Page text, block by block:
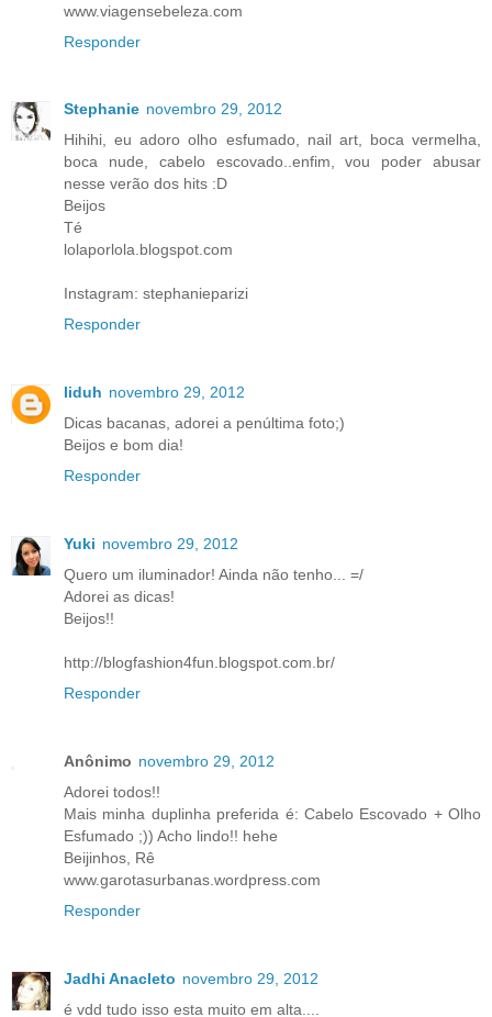
www.viagensebeleza.com
Responder
Stephanie novembro 29, 2012
Hihihi, eu adoro olho esfumado, nail art, boca vermelha,
boca nude, cabelo escovado..enfim, vou poder abusar
nesse verão dos hits :D
Beijos
Té
lolaporlola.blogspot.com
Instagram: stephanieparizi
Responder
liduh novembro 29, 2012
Dicas bacanas, adorei a penúltima foto;)
Beijos e bom dia!
Responder
Yuki novembro 29, 2012
Quero um iluminador! Ainda não tenho... =/
Adorei as dicas!
Beijos!!
http://blogfashion4fun.blogspot.com.br/
Responder
Anônimo novembro 29, 2012
Adorei todos!!
Mais minha duplinha preferida é: Cabelo Escovado + Olho
Esfumado ;)) Acho lindo!! hehe
Beijinhos, Rê
www.garotasurbanas.wordpress.com
Responder
Jadhi Anacleto novembro 29, 2012
é vdd tudo isso esta muito em alta....